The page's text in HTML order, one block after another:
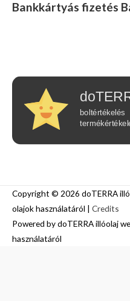
Bankkártyás fizetés
boltértékelés
Copyright © 2026 doTERRA
olajok használatáról | Credits
Powered bydoTERRA illóolaj
használatáról